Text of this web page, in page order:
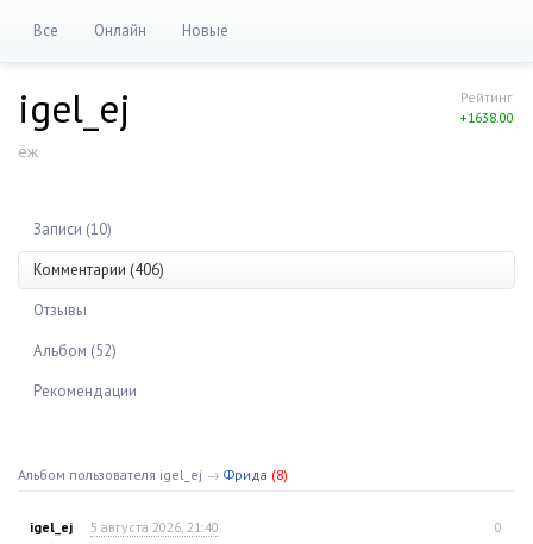
Все Онлайн Новые
Рейтинг
+1638.00
igel_ej
ёж
Записи (10)
Комментарии (406)
Отзывы
Альбом (52)
Рекомендации
Альбом пользователя igel_ej → Фрида (8)
igel_ej 5 августа 2026, 21:40 0